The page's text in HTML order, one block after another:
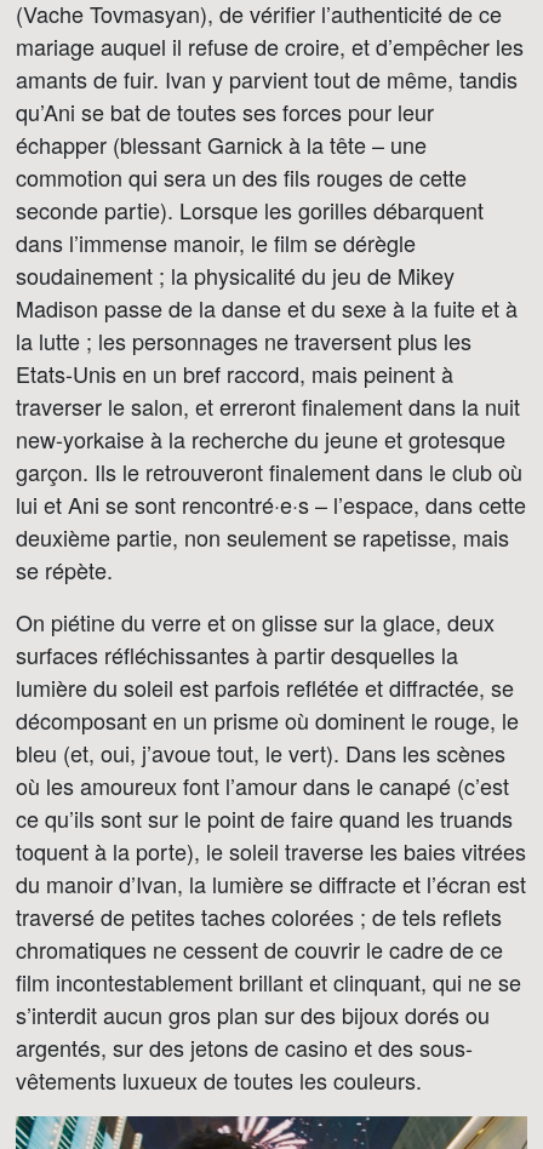
(Vache Tovmasyan), de vérifier l’authenticité de ce
mariage auquel il refuse de croire, et d’empêcher les
amants de fuir. Ivan y parvient tout de même, tandis
qu’Ani se bat de toutes ses forces pour leur
échapper (blessant Garnick à la tête – une
commotion qui sera un des fils rouges de cette
seconde partie). Lorsque les gorilles débarquent
dans l’immense manoir, le film se dérègle
soudainement ; la physicalité du jeu de Mikey
Madison passe de la danse et du sexe à la fuite et à
la lutte ; les personnages ne traversent plus les
Etats-Unis en un bref raccord, mais peinent à
traverser le salon, et erreront finalement dans la nuit
new-yorkaise à la recherche du jeune et grotesque
garçon. Ils le retrouveront finalement dans le club où
lui et Ani se sont rencontré·e·s – l’espace, dans cette
deuxième partie, non seulement se rapetisse, mais
se répète.
On piétine du verre et on glisse sur la glace, deux
surfaces réfléchissantes à partir desquelles la
lumière du soleil est parfois reflétée et diffractée, se
décomposant en un prisme où dominent le rouge, le
bleu (et, oui, j’avoue tout, le vert). Dans les scènes
où les amoureux font l’amour dans le canapé (c’est
ce qu’ils sont sur le point de faire quand les truands
toquent à la porte), le soleil traverse les baies vitrées
du manoir d’Ivan, la lumière se diffracte et l’écran est
traversé de petites taches colorées ; de tels reflets
chromatiques ne cessent de couvrir le cadre de ce
film incontestablement brillant et clinquant, qui ne se
s’interdit aucun gros plan sur des bijoux dorés ou
argentés, sur des jetons de casino et des sous-
vêtements luxueux de toutes les couleurs.